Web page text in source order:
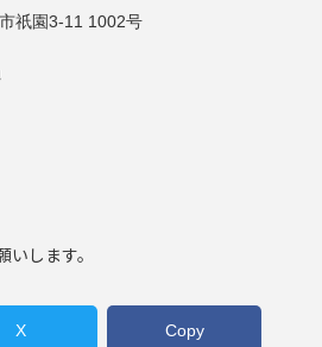
祇園3-11 1002号
します。
X Copy